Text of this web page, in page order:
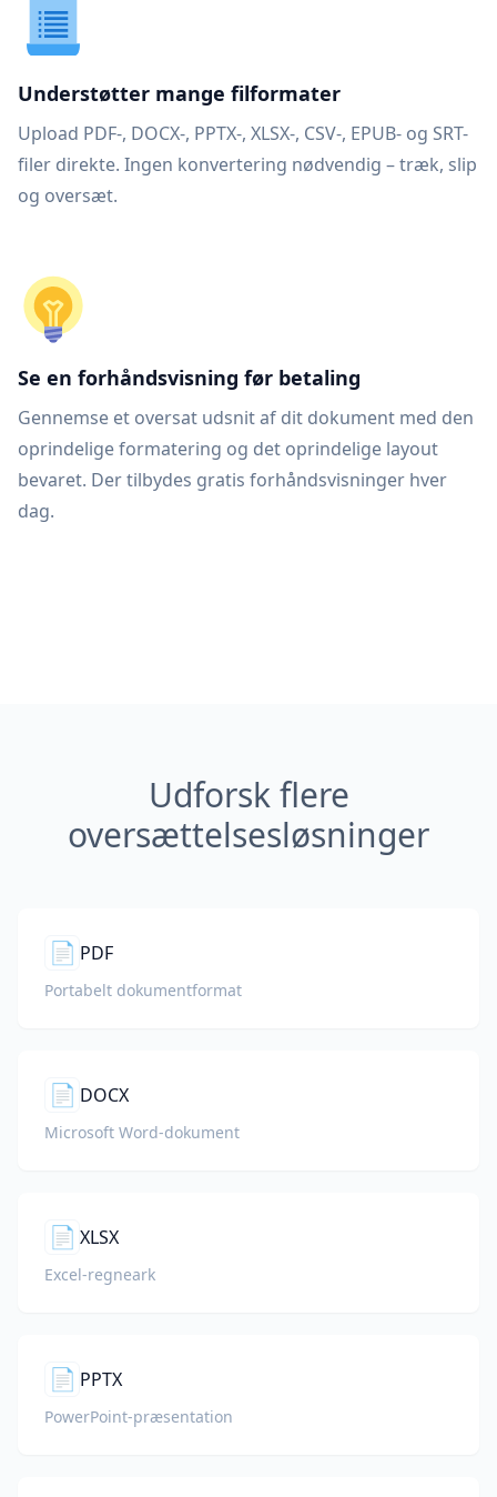
Understøtter mange filformater
Upload PDF-, DOCX-, PPTX-, XLSX-, CSV-, EPUB- og SRT-
filer direkte. Ingen konvertering nødvendig – træk, slip
og oversæt.
Se en forhåndsvisning før betaling
Gennemse et oversat udsnit af dit dokument med den
oprindelige formatering og det oprindelige layout
bevaret. Der tilbydes gratis forhåndsvisninger hver
dag.
Udforsk flere
oversættelsesløsninger
📄 PDF
Portabelt dokumentformat
📄 DOCX
Microsoft Word-dokument
📄 XLSX
Excel-regneark
📄 PPTX
PowerPoint-præsentation